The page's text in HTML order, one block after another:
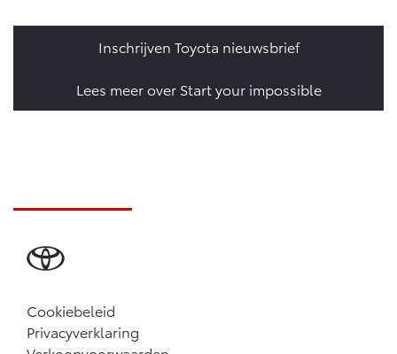
Inschrijven Toyota nieuwsbrief
Lees meer over Start your impossible
Cookiebeleid
Privacyverklaring